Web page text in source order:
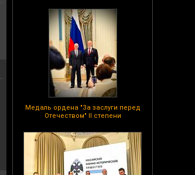
Медаль ордена "За заслуги перед
Отечеством" II степени